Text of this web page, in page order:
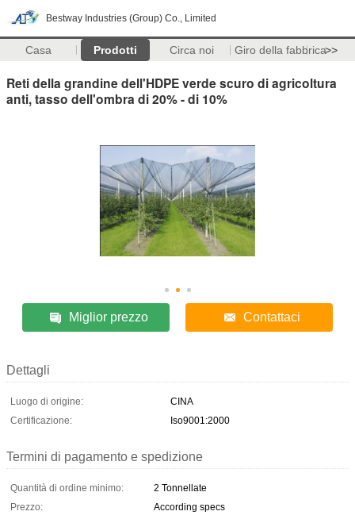
Bestway Industries (Group) Co., Limited
Casa Prodotti Circa noi Giro della fabbrica>>
Reti della grandine dell'HDPE verde scuro di agricoltura
anti, tasso dell'ombra di 20% - di 10%
Miglior prezzo Contattaci
Dettagli
Luogo di origine:
CINA
Certificazione:
Iso9001:2000
Termini di pagamento e spedizione
Quantità di ordine minimo:
2 Tonnellate
Prezzo:
According specs